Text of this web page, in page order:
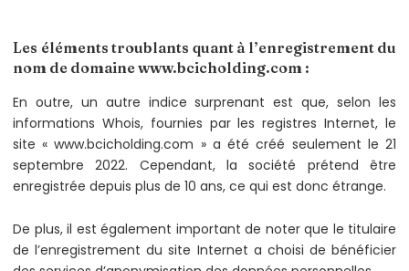
Les éléments troublants quant à l’enregistrement du
nom de domaine www.bcicholding.com :
En outre, un autre indice surprenant est que, selon les
informations Whois, fournies par les registres Internet, le
site « www.bcicholding.com » a été créé seulement le 21
septembre 2022. Cependant, la société prétend être
enregistrée depuis plus de 10 ans, ce qui est donc étrange.
De plus, il est également important de noter que le titulaire
de l’enregistrement du site Internet a choisi de bénéficier